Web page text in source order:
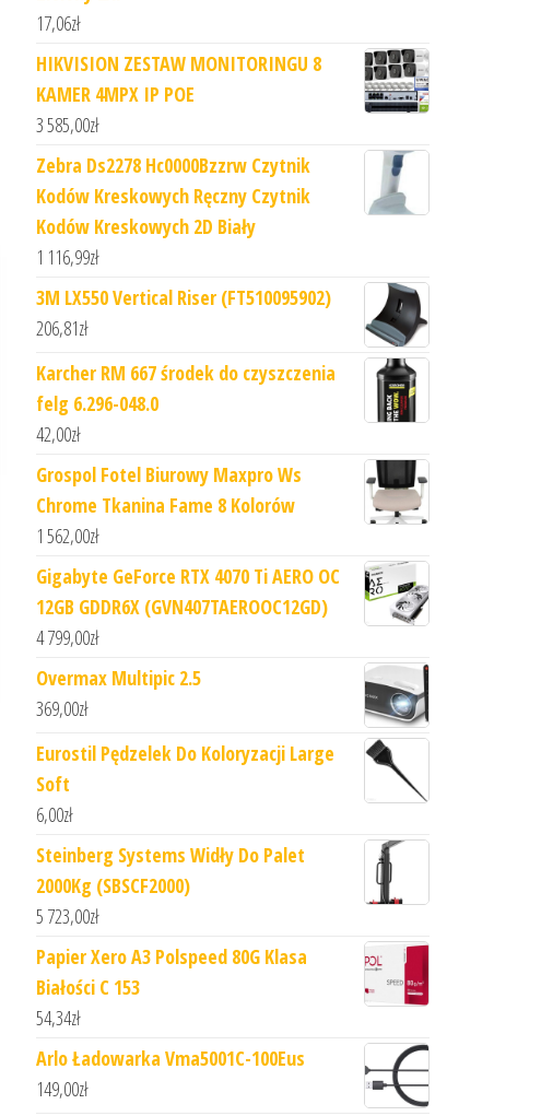
17,06zł
HIKVISION ZESTAW MONITORINGU 8
KAMER 4MPX IP POE
3 585,00zł
Zebra Ds2278 Hc0000Bzzrw Czytnik
Kodów Kreskowych Ręczny Czytnik
Kodów Kreskowych 2D Biały
1 116,99zł
3M LX550 Vertical Riser (FT510095902)
206,81zł
Karcher RM 667 środek do czyszczenia
felg 6.296-048.0
42,00zł
Grospol Fotel Biurowy Maxpro Ws
Chrome Tkanina Fame 8 Kolorów
1 562,00zł
Gigabyte GeForce RTX 4070 Ti AERO OC
12GB GDDR6X (GVN407TAEROOC12GD)
4 799,00zł
Overmax Multipic 2.5
369,00zł
Eurostil Pędzelek Do Koloryzacji Large
Soft
6,00zł
Steinberg Systems Widły Do Palet
2000Kg (SBSCF2000)
5 723,00zł
Papier Xero A3 Polspeed 80G Klasa
Białości C 153
54,34zł
Arlo Ładowarka Vma5001C-100Eus
149,00zł